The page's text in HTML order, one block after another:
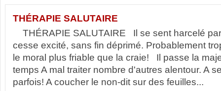
THÉRAPIE SALUTAIRE
THÉRAPIE SALUTAIRE Il se sent harcelé
cesse excité, sans fin déprimé. Probablement
le moral plus friable que la craie! Il passe la
temps A mal traiter nombre d'autres alentour. A
parfois! A coucher le non-dit sur des feuilles...